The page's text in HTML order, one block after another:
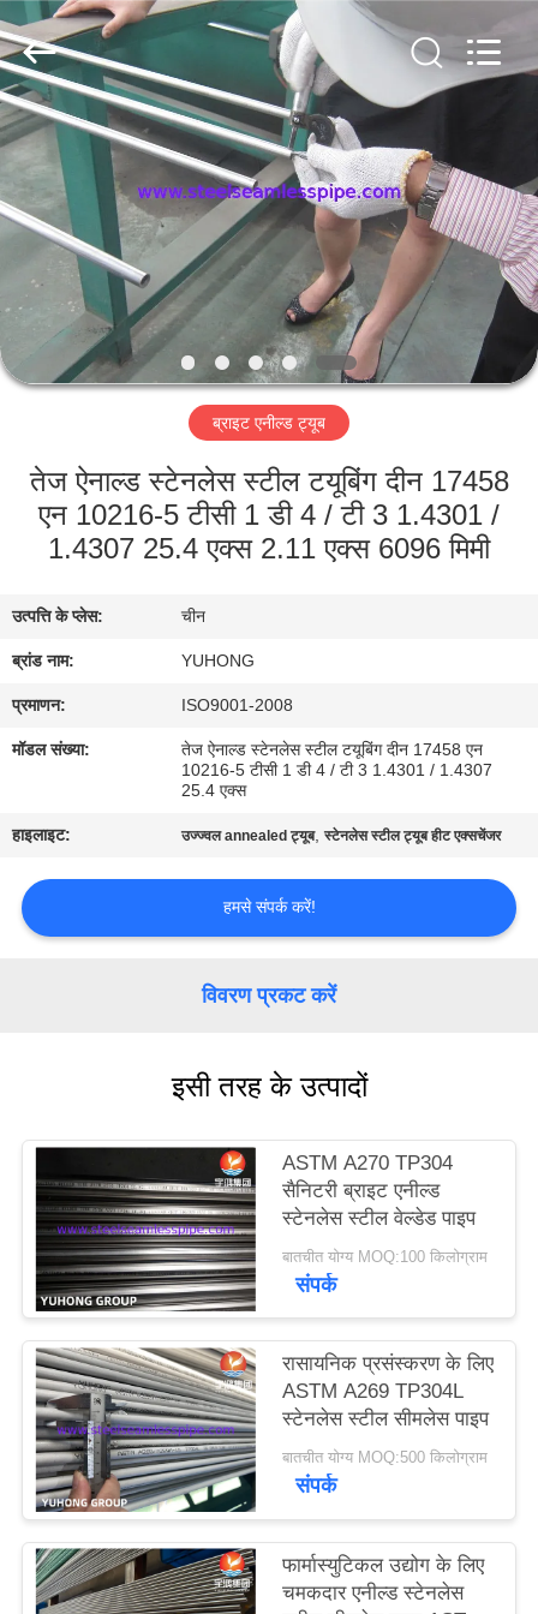
घर
उत्पादों
हमारे
बारे
में
भ्रमण
गुणवत्ता
नियंत्रण
संपर्क
करें
उद्धरण
का
अनुरोध
साइटमैप
PRIVACY
POLICY
Yuhong
Group
Co.,Ltd.
All
Rights
Reserved.
ब्राइट एनील्ड ट्यूब
तेज ऐनाल्ड स्टेनलेस स्टील टयूबिंग दीन 17458
एन 10216-5 टीसी 1 डी 4 / टी 3 1.4301 /
1.4307 25.4 एक्स 2.11 एक्स 6096 मिमी
उत्पत्ति के प्लेस: चीन
ब्रांड नाम: YUHONG
प्रमाणन: ISO9001-2008
मॉडल संख्या:
तेज ऐनाल्ड स्टेनलेस स्टील टयूबिंग दीन 17458 एन
10216-5 टीसी 1 डी 4 / टी 3 1.4301 / 1.4307
25.4 एक्स
हाइलाइट: उज्ज्वल annealed ट्यूब,स्टेनलेस स्टील ट्यूब हीट एक्सचेंजर
हमसे संपर्क करें!
विवरण प्रकट करें
इसी तरह के उत्पादों
ASTM A270 TP304
सैनिटरी ब्राइट एनील्ड
स्टेनलेस स्टील वेल्डेड पाइप
बातचीत योग्य MOQ:100 किलोग्राम
संपर्क
रासायनिक प्रसंस्करण के लिए
ASTM A269 TP304L
स्टेनलेस स्टील सीमलेस पाइप
बातचीत योग्य MOQ:500 किलोग्राम
संपर्क
फार्मास्युटिकल उद्योग के लिए
चमकदार एनील्ड स्टेनलेस